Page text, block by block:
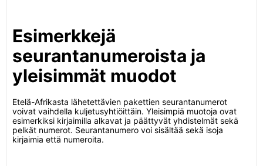
Esimerkkejä
seurantanumeroista ja
yleisimmät muodot
Etelä-Afrikasta lähetettävien pakettien seurantanumerot
voivat vaihdella kuljetusyhtiöittäin. Yleisimpiä muotoja ovat
esimerkiksi kirjaimilla alkavat ja päättyvät yhdistelmät sekä
pelkät numerot. Seurantanumero voi sisältää sekä isoja
kirjaimia että numeroita.